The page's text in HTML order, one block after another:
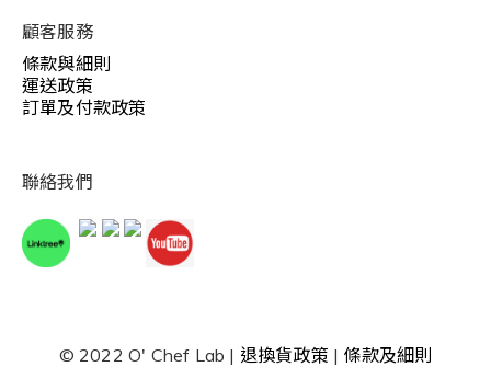
顧客服務
條款與細則
運送政策
訂單及付款政策
聯絡我們
© 2022 O' Chef Lab | 退換貨政策 | 條款及細則